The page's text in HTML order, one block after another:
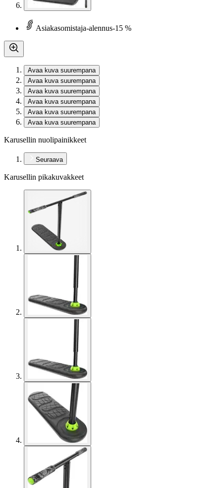
Asiakasomistaja-alennus-15 %
Avaa kuva suurempana
Avaa kuva suurempana
Avaa kuva suurempana
Avaa kuva suurempana
Avaa kuva suurempana
Avaa kuva suurempana
Karusellin nuolipainikkeet
Seuraava
Karusellin pikakuvakkeet